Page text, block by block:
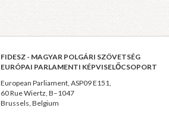
FIDESZ - MAGYAR POLGÁRI SZÖVETSÉG
EURÓPAI PARLAMENTI KÉPVISELŐCSOPORT
European Parliament, ASP09 E151,
60 Rue Wiertz, B–1047
Brussels, Belgium